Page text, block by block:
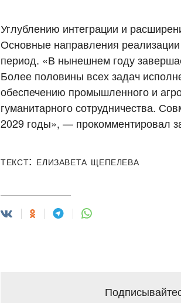
Углублению интеграции и
Основные направления
период. «В нынешнем году
Более половины всех задач
обеспечению промышленного и
гуманитарного сотрудничества.
2029 годы», — прокомментировал
ТЕКСТ: ЕЛИЗАВЕТА ЩЕПЕЛЕВА